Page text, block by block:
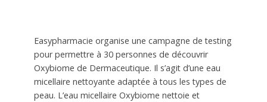
Easypharmacie organise une campagne de testing
pour permettre à 30 personnes de découvrir
Oxybiome de Dermaceutique. Il s’agit d’une eau
micellaire nettoyante adaptée à tous les types de
peau. L’eau micellaire Oxybiome nettoie et